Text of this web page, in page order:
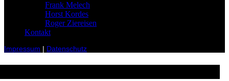
Frank Melech
Horst Kordes
Roger Ziereisen
Kontakt
Impressum Datenschutz